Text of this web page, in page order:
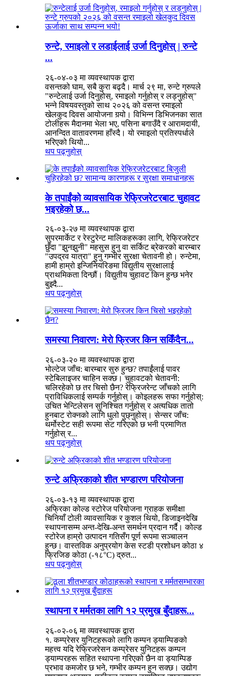
रुन्टे, रमाइलो र लडाईलाई उर्जा दिनुहोस् | रुन्टे
...
२६-०४-०३ मा व्यवस्थापक द्वारा
वसन्तको घाम, सबै कुरा बढ्दै। मार्च २९ मा, रुन्टे ग्रुपले
"रुन्टेलाई उर्जा दिनुहोस्, रमाइलो गर्नुहोस् र लड्नुहोस्"
भन्ने विषयवस्तुको साथ २०२६ को वसन्त रमाइलो
खेलकुद दिवस आयोजना गर्‍यो। विभिन्न डिभिजनका सात
टोलीहरू मैदानमा भेला भए, पसिना बगाउँदै र आरामदायी,
आनन्दित वातावरणमा हाँस्दै। यो रमाइलो प्रतिस्पर्धाले
भरिएको थियो...
थप पढ्नुहोस्
के तपाईंको व्यावसायिक रेफ्रिजरेटरबाट चुहावट
भइरहेको छ...
२६-०३-२७ मा व्यवस्थापक द्वारा
सुपरमार्केट र रेस्टुरेन्ट मालिकहरूका लागि, रेफ्रिजरेटर
छुँदा "झुनझुनी" महसुस हुनु वा सर्किट ब्रेकरको बारम्बार
"उपद्रव यात्रा" हुनु गम्भीर सुरक्षा चेतावनी हो। रुन्टेमा,
हामी हाम्रो इन्जिनियरिङमा विद्युतीय सुरक्षालाई
प्राथमिकता दिन्छौं। विद्युतीय चुहावट किन हुन्छ भनेर
बुझ्दै...
थप पढ्नुहोस्
समस्या निवारण: मेरो फ्रिजर किन सकिँदैन...
२६-०३-२० मा व्यवस्थापक द्वारा
भोल्टेज जाँच: बारम्बार सुरु हुन्छ? तपाईंलाई पावर
स्टेबिलाइजर चाहिन सक्छ। चुहावटको चेतावनी:
चलिरहेको छ तर चिसो छैन? रेफ्रिजरेन्ट जाँचको लागि
प्राविधिकलाई सम्पर्क गर्नुहोस्। कोइलहरू सफा गर्नुहोस्:
उचित भेन्टिलेसन सुनिश्चित गर्नुहोस् र अत्यधिक तातो
हुनबाट रोक्नको लागि धुलो पुछ्नुहोस्। सेन्सर जाँच:
थर्मोस्टेट सही रूपमा सेट गरिएको छ भनी प्रमाणित
गर्नुहोस् र...
थप पढ्नुहोस्
रुन्टे अफ्रिकाको शीत भण्डारण परियोजना
२६-०३-१३ मा व्यवस्थापक द्वारा
अफ्रिका कोल्ड स्टोरेज परियोजना ग्राहक समीक्षा
चिनियाँ टोली व्यावसायिक र कुशल थियो, डिजाइनदेखि
स्थापनासम्म अन्त-देखि-अन्त समर्थन प्रदान गर्दै। कोल्ड
स्टोरेज हाम्रो उत्पादन गतिसँग पूर्ण रूपमा सञ्चालन
हुन्छ। वास्तविक अनुप्रयोग केस स्टडी प्रशोधन कोठा ४
फ्रिजिङ कोठा (-१८°C) द्रुत...
थप पढ्नुहोस्
स्थापना र मर्मतका लागि १२ प्रमुख बुँदाहरू...
२६-०२-०६ मा व्यवस्थापक द्वारा
१. कम्प्रेसर युनिटहरूको लागि कम्पन ड्याम्पिङको
महत्त्व यदि रेफ्रिजरेसन कम्प्रेसर युनिटहरू कम्पन
ड्याम्परहरू सहित स्थापना गरिएको छैन वा ड्याम्पिङ
प्रभाव कमजोर छ भने, गम्भीर कम्पन हुन सक्छ। उद्योग